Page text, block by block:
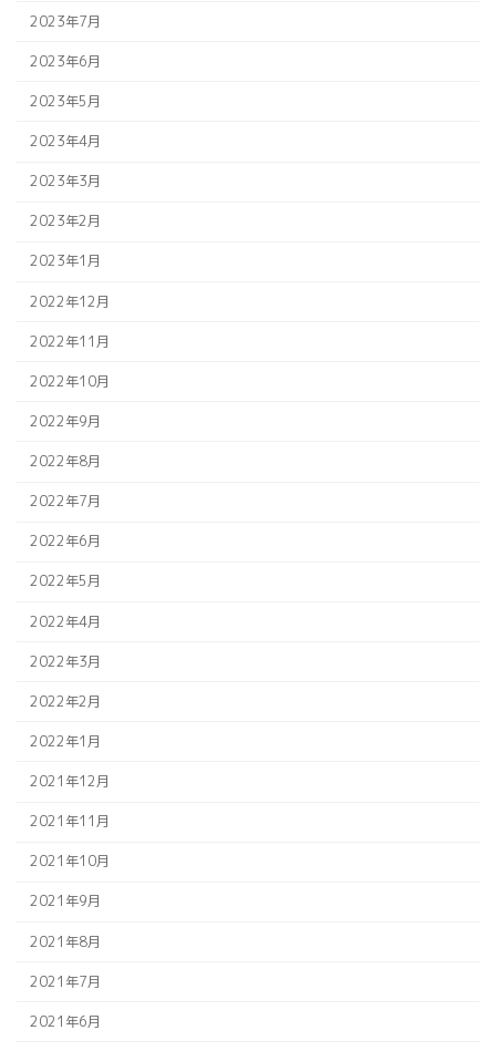
2023年7月
2023年6月
2023年5月
2023年4月
2023年3月
2023年2月
2023年1月
2022年12月
2022年11月
2022年10月
2022年9月
2022年8月
2022年7月
2022年6月
2022年5月
2022年4月
2022年3月
2022年2月
2022年1月
2021年12月
2021年11月
2021年10月
2021年9月
2021年8月
2021年7月
2021年6月